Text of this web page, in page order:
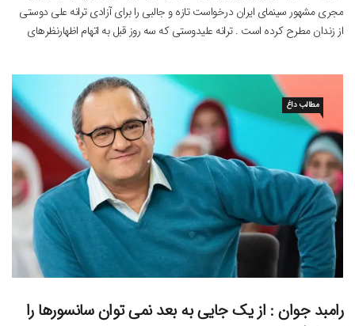
مجری مشهور سینمای ایران درخواست تازه و جالبی را برای آزادی ترانه علی دوستی
از زندان مطرح کرده است . ترانه علیدوستی که سه روز قبل به اتهام اظهارنظرهای
مطالب داغ
رامبد جوان : از یک جایی به بعد نمی توان سانسورها را